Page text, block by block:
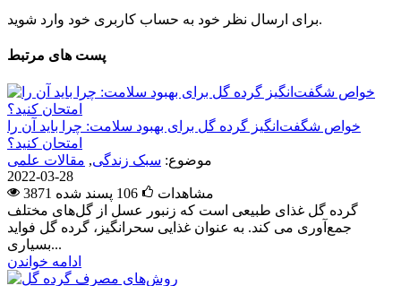
برای ارسال نظر خود به حساب کاربری خود وارد شوید.
پست های مرتبط
خواص شگفت‌انگیز گرده گل برای بهبود سلامت: چرا باید آن را
امتحان کنید؟
موضوع: سبک زندگی, مقالات علمی
2022-03-28
3871 مشاهدات
106 پسند شده
گرده گل غذای طبیعی است که زنبور عسل از گل‌های مختلف
جمع‌آوری می کند. به عنوان غذایی سحرانگیز، گرده گل فواید
بسیاری...
ادامه خواندن